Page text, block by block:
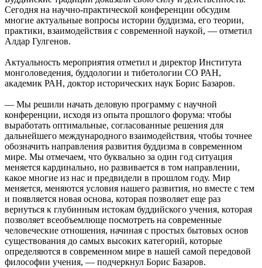
Сегодня на научно-практической конференции обсудим
многие актуальные вопросы истории буддизма, его теории,
практики, взаимодействия с современной наукой, — отметил
Алдар Гулгенов.
Актуальность мероприятия отметил и директор Института
монголоведения, буддологии и тибетологии СО РАН,
академик РАН, доктор исторических наук Борис Базаров.
— Мы решили начать деловую программу с научной
конференции, исходя из опыта прошлого форума: чтобы
выработать оптимальные, согласованные решения для
дальнейшего международного взаимодействия, чтобы точнее
обозначить направления развития буддизма в современном
мире. Мы отмечаем, что буквально за один год ситуация
меняется кардинально, но развивается в том направлении,
какое многие из нас и предвидели в прошлом году. Мир
меняется, меняются условия нашего развития, но вместе с тем
и появляется новая основа, которая позволяет еще раз
вернуться к глубинным истокам буддийского учения, которая
позволяет всеобъемлюще посмотреть на современные
человеческие отношения, начиная с простых бытовых основ
существования до самых высоких категорий, которые
определяются в современном мире в нашей самой передовой
философии учения, — подчеркнул Борис Базаров.